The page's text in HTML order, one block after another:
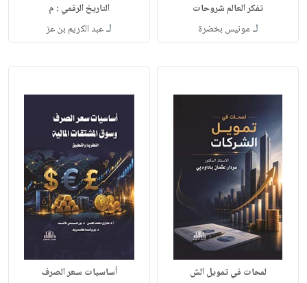
تفكر العالم شروحات
لـ مونيس بخضرة
التاريخ الرقمي : م
لـعبد الكريم بن عز
لمحات في تمويل الش أساسيات سعر الصرف